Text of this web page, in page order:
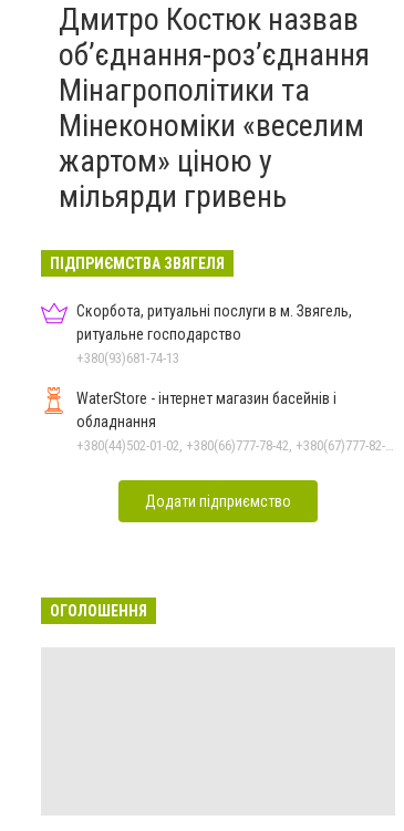
Дмитро Костюк назвав
об’єднання-роз’єднання
Мінагрополітики та
Мінекономіки «веселим
жартом» ціною у
мільярди гривень
ПІДПРИЄМСТВА ЗВЯГЕЛЯ
Скорбота, ритуальні послуги в м. Звягель,
ритуальне господарство
+380(93)681-74-13
WaterStore - інтернет магазин басейнів і
обладнання
+380(44)502-01-02, +380(66)777-78-42, +380(67)777-82-19, +380(67)890-80-80, +380(73)890-80-80, +380(44)502-01-03
Додати підприємство
ОГОЛОШЕННЯ